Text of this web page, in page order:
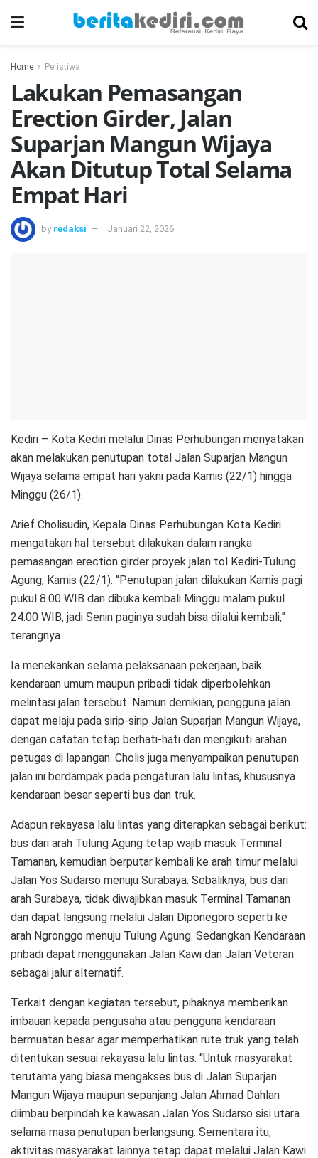
Home Peristiwa
Lakukan Pemasangan
Erection Girder, Jalan
Suparjan Mangun Wijaya
Akan Ditutup Total Selama
Empat Hari
by redaksi Januari 22, 2026
Kediri – Kota Kediri melalui Dinas Perhubungan menyatakan
akan melakukan penutupan total Jalan Suparjan Mangun
Wijaya selama empat hari yakni pada Kamis (22/1) hingga
Minggu (26/1).
Arief Cholisudin, Kepala Dinas Perhubungan Kota Kediri
mengatakan hal tersebut dilakukan dalam rangka
pemasangan erection girder proyek jalan tol Kediri-Tulung
Agung, Kamis (22/1). “Penutupan jalan dilakukan Kamis pagi
pukul 8.00 WIB dan dibuka kembali Minggu malam pukul
24.00 WIB, jadi Senin paginya sudah bisa dilalui kembali,”
terangnya.
Ia menekankan selama pelaksanaan pekerjaan, baik
kendaraan umum maupun pribadi tidak diperbolehkan
melintasi jalan tersebut. Namun demikian, pengguna jalan
dapat melaju pada sirip-sirip Jalan Suparjan Mangun Wijaya,
dengan catatan tetap berhati-hati dan mengikuti arahan
petugas di lapangan. Cholis juga menyampaikan penutupan
jalan ini berdampak pada pengaturan lalu lintas, khususnya
kendaraan besar seperti bus dan truk.
Adapun rekayasa lalu lintas yang diterapkan sebagai berikut:
bus dari arah Tulung Agung tetap wajib masuk Terminal
Tamanan, kemudian berputar kembali ke arah timur melalui
Jalan Yos Sudarso menuju Surabaya. Sebaliknya, bus dari
arah Surabaya, tidak diwajibkan masuk Terminal Tamanan
dan dapat langsung melalui Jalan Diponegoro seperti ke
arah Ngronggo menuju Tulung Agung. Sedangkan Kendaraan
pribadi dapat menggunakan Jalan Kawi dan Jalan Veteran
sebagai jalur alternatif.
Terkait dengan kegiatan tersebut, pihaknya memberikan
imbauan kepada pengusaha atau pengguna kendaraan
bermuatan besar agar memperhatikan rute truk yang telah
ditentukan sesuai rekayasa lalu lintas. “Untuk masyarakat
terutama yang biasa mengakses bus di Jalan Suparjan
Mangun Wijaya maupun sepanjang Jalan Ahmad Dahlan
diimbau berpindah ke kawasan Jalan Yos Sudarso sisi utara
selama masa penutupan berlangsung. Sementara itu,
aktivitas masyarakat lainnya tetap dapat melalui Jalan Kawi